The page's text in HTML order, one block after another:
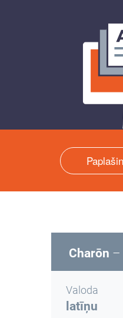
Charōn –
Valoda
latīņu